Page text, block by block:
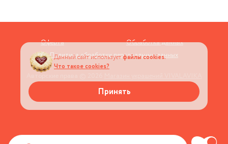
Оферта
Обработка данных
Политика обработки персональных данных
Данный сайт используетфайлы cookies.
Что такое cookies?
Принять